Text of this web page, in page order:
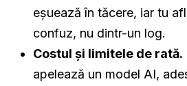
eșuează în tăcere, iar tu
confuz, nu dintr-un log.
Costul și limitele de rată.
apelează un model AI,